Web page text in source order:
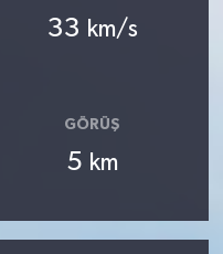
33 km/s
GÖRÜŞ
5 km